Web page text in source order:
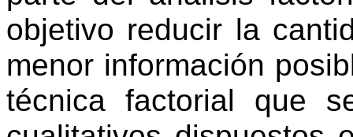
objetivo reducir la
menor información
técnica factorial que